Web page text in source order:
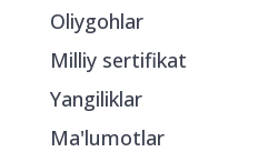
Bo‘limlar
Oliygohlar